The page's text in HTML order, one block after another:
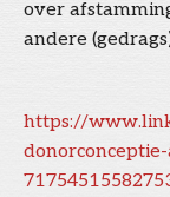
over
andere
https://